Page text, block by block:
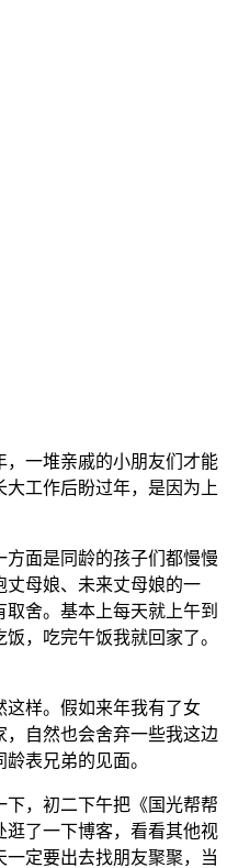
一堆亲戚的小朋友们才能
工作后盼过年，是因为上
面是同龄的孩子们都慢慢
丈母娘、未来丈母娘的一
舍。基本上每天就上午到
，吃完午饭我就回家了。
这样。假如来年我有了女
自然也会舍弃一些我这边
表兄弟的见面。
，初二下午把《国光帮帮
了一下博客，看看其他视
定要出去找朋友聚聚，当